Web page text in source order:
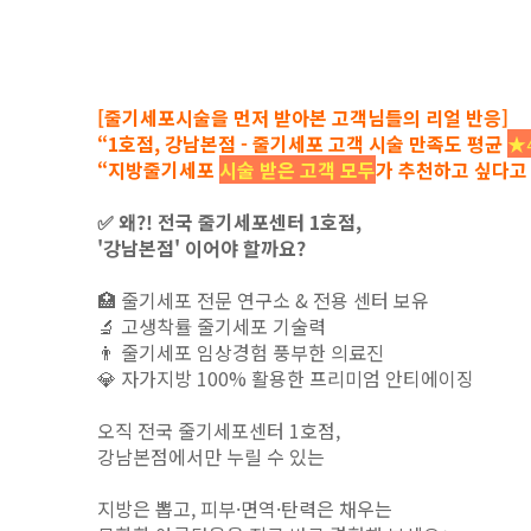
[줄기세포시술을 먼저 받아본 고객님들의 리얼 반응]
“1호점, 강남본점 - 줄기세포 고객 시술 만족도 평균
“지방줄기세포 시술 받은 고객 모두가 추천하고 싶다
✅ 왜?! 전국 줄기세포센터 1호점,
'강남본점' 이어야 할까요?
🏥 줄기세포 전문 연구소 & 전용 센터 보유
🔬 고생착률 줄기세포 기술력
👨‍ 줄기세포 임상경험 풍부한 의료진
💎 자가지방 100% 활용한 프리미엄 안티에이징
오직 전국 줄기세포센터 1호점,
강남본점에서만 누릴 수 있는
지방은 뽑고, 피부·면역·탄력은 채우는